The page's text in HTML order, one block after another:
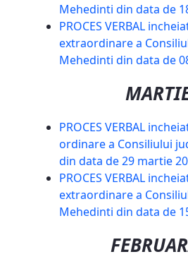
Mehedinti din data de
PROCES VERBAL
extraordinare a
Mehedinti din data de
PROCES VERBAL
ordinare a Consiliului
din data de 29 martie
PROCES VERBAL
extraordinare a
Mehedinti din data de